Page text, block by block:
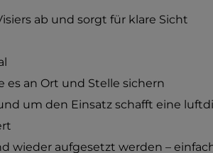
ab und sorgt für klare Sicht
es an Ort und Stelle sichern
um den Einsatz schafft eine
wieder aufgesetzt werden –